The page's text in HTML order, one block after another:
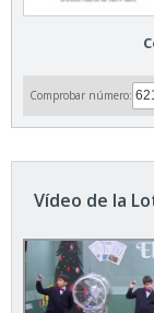
Comprobar número:
Vídeo de la